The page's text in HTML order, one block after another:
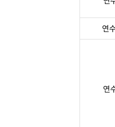
연
연